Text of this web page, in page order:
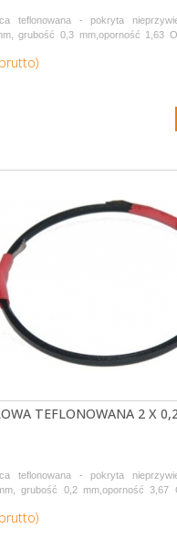
teflonowana - pokryta
grubość 0,3 mm,oporność 1,63
po 1,1 metra.
TEFLONOWANA 2 X
teflonowana - pokryta
grubość 0,2 mm,oporność 3,67
po 1,1 metra.